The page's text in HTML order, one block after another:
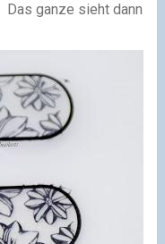
Das ganze sieht dann